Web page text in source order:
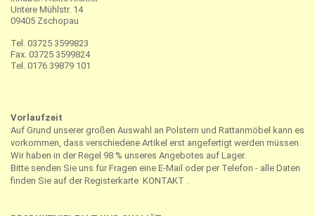
Untere Mühlstr. 14
09405 Zschopau
Tel. 03725 3599823
Fax. 03725 3599824
Tel. 0176 39879 101
Vorlaufzeit
Auf Grund unserer großen Auswahl an Polstern und Rattanmöbel kann es
vorkommen, dass verschiedene Artikel erst angefertigt werden müssen.
Wir haben in der Regel 98 % unseres Angebotes auf Lager.
Bitte senden Sie uns für Fragen eine E-Mail oder per Telefon - alle Daten
finden Sie auf der Registerkarte KONTAKT .